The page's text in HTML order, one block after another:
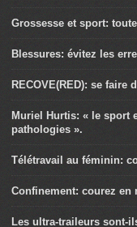
Grossesse et sport:
Blessures: évitez les
RECOVE(RED): se faire
Muriel Hurtis: « le sport
pathologies ».
Télétravail au féminin:
Confinement: courez en
Les ultra-traileurs sont-